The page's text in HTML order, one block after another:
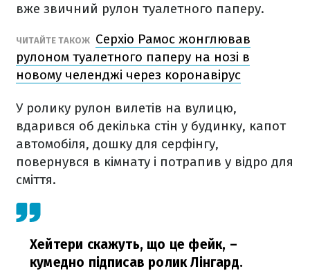
вже звичний рулон туалетного паперу.
ЧИТАЙТЕ ТАКОЖ Серхіо Рамос жонглював
рулоном туалетного паперу на нозі в
новому челенджі через коронавірус
У ролику рулон вилетів на вулицю,
вдарився об декілька стін у будинку, капот
автомобіля, дошку для серфінгу,
повернувся в кімнату і потрапив у відро для
сміття.
Хейтери скажуть, що це фейк, –
кумедно підписав ролик Лінгард.